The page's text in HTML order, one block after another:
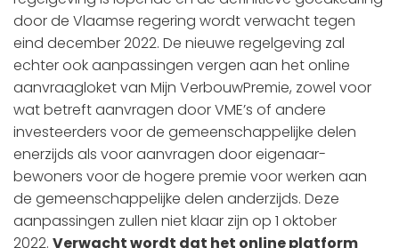
door de Vlaamse regering wordt verwacht tegen
eind december 2022. De nieuwe regelgeving zal
echter ook aanpassingen vergen aan het online
aanvraagloket van Mijn VerbouwPremie, zowel voor
wat betreft aanvragen door VME’s of andere
investeerders voor de gemeenschappelijke delen
enerzijds als voor aanvragen door eigenaar-
bewoners voor de hogere premie voor werken aan
de gemeenschappelijke delen anderzijds. Deze
aanpassingen zullen niet klaar zijn op 1 oktober
2022. Verwacht wordt dat het online platform